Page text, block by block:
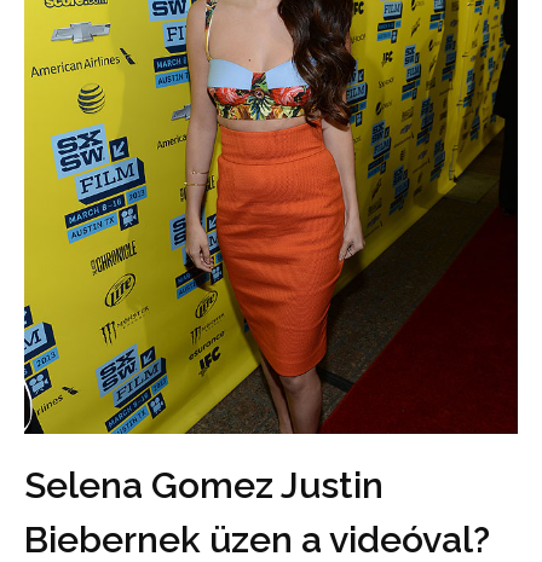
Selena Gomez Justin
Biebernek üzen a videóval?